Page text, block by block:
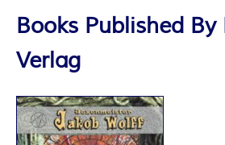
I
R
K
Books Published
Verlag